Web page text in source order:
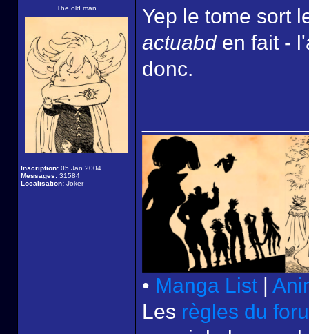
The old man
Inscription: 05 Jan 2004
Messages: 31584
Localisation: Joker
Yep le tome sort
actuabden fait -
donc.
• Manga List |
Les règles du